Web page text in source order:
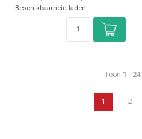
Beschikbaarheid laden..
Toon 1 - 24
1 2